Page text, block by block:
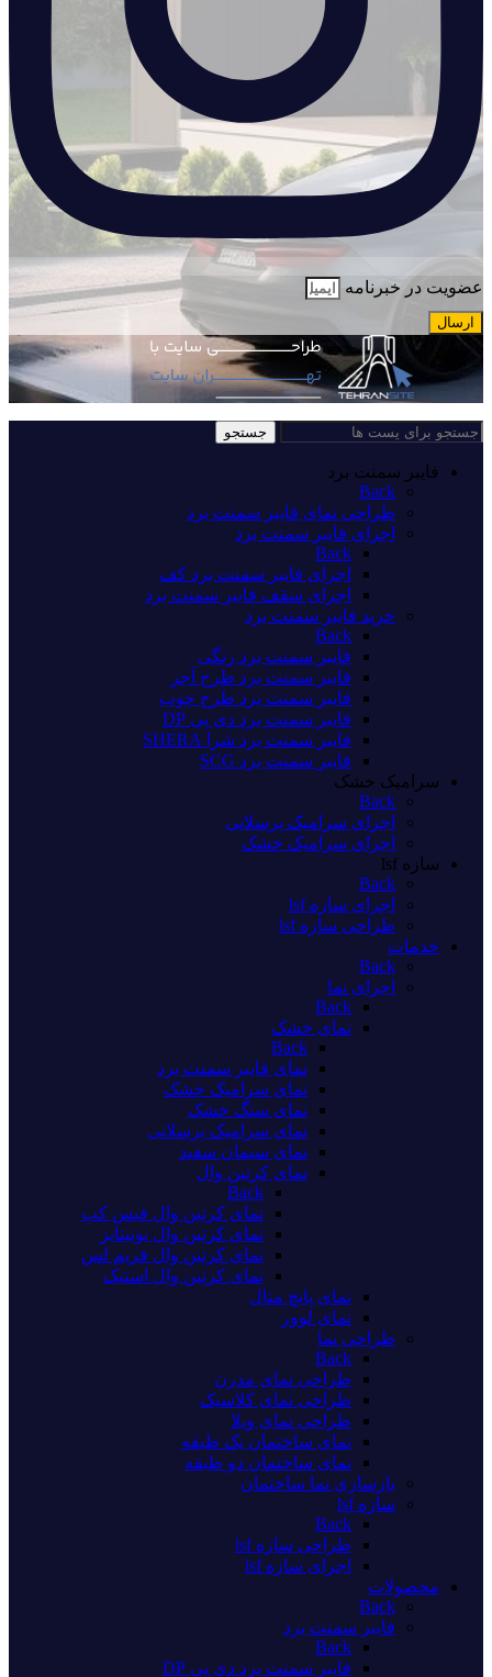
عضویت در خبرنامه
ارسال
جستجو
فایبر سمنت برد
Back
طراحی نمای فایبر سمنت برد
اجرای فایبر سمنت برد
Back
اجرای فایبر سمنت برد کف
اجرای سقف فایبر سمنت برد
خرید فایبر سمنت برد
Back
فایبر سمنت برد رنگی
فایبر سمنت برد طرح آجر
فایبر سمنت برد طرح چوب
فایبر سمنت برد دی پی DP
فایبر سمنت برد شرا SHERA
فایبر سمنت برد SCG
سرامیک خشک
Back
اجرای سرامیک پرسلانی
اجرای سرامیک خشک
سازه lsf
Back
اجرای سازه lsf
طراحی سازه lsf
خدمات
Back
اجرای نما
Back
نمای خشک
Back
نمای فایبر سمنت برد
نمای سرامیک خشک
نمای سنگ خشک
نمای سرامیک پرسلانی
نمای سیمان سفید
نمای کرتین وال
Back
نمای کرتین وال فیس کپ
نمای کرتین وال یونیتایز
نمای کرتین وال فریم لس
نمای کرتین وال استیک
نمای پانچ متال
نمای لوور
طراحی نما
Back
طراحی نمای مدرن
طراحی نمای کلاسیک
طراحی نمای ویلا
نمای ساختمان یک طبقه
نمای ساختمان دو طبقه
بازسازی نما ساختمان
سازه lsf
Back
طراحی سازه lsf
اجرای سازه lsf
محصولات
Back
فایبر سمنت برد
Back
فایبر سمنت برد دی پی DP